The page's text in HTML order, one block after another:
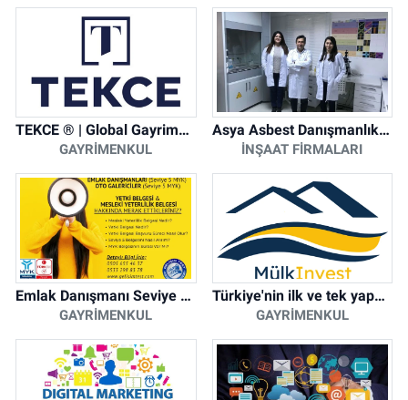
TEKCE ® | Global Gayrimenkul Şirketi
GAYRIMENKUL
Asya Asbest Danışmanlık - Asbest Söküm ve Asbest Raporu
İNŞAAT FIRMALARI
Emlak Danışmanı Seviye 5 Mesleki Yeterlilik Belgesi
GAYRIMENKUL
Türkiye'nin ilk ve tek yapay zeka destekli arsa ilan platformu
GAYRIMENKUL